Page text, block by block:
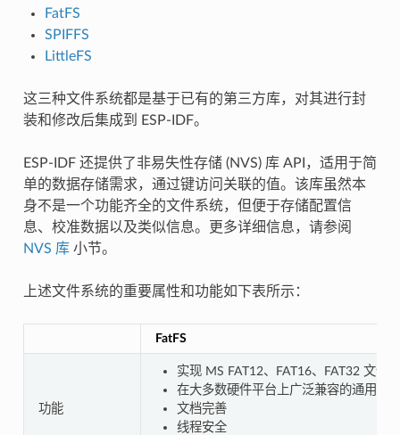
FatFS
SPIFFS
LittleFS
这三种文件系统都是基于已有的第三方库，对其进行封
装和修改后集成到 ESP-IDF。
ESP-IDF 还提供了非易失性存储 (NVS) 库 API，适用于简
单的数据存储需求，通过键访问关联的值。该库虽然本
身不是一个功能齐全的文件系统，但便于存储配置信
息、校准数据以及类似信息。更多详细信息，请参阅
NVS 库小节。
上述文件系统的重要属性和功能如下表所示：
FatFS
功能
实现 MS FAT12、FAT16、FAT32 文件
在大多数硬件平台上广泛兼容的通用文
文档完善
线程安全